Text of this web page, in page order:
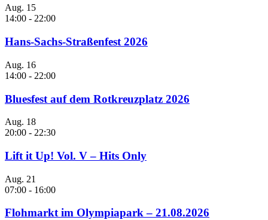
Aug. 15
14:00 - 22:00
Hans-Sachs-Straßenfest 2026
Aug. 16
14:00 - 22:00
Bluesfest auf dem Rotkreuzplatz 2026
Aug. 18
20:00 - 22:30
Lift it Up! Vol. V – Hits Only
Aug. 21
07:00 - 16:00
Flohmarkt im Olympiapark – 21.08.2026